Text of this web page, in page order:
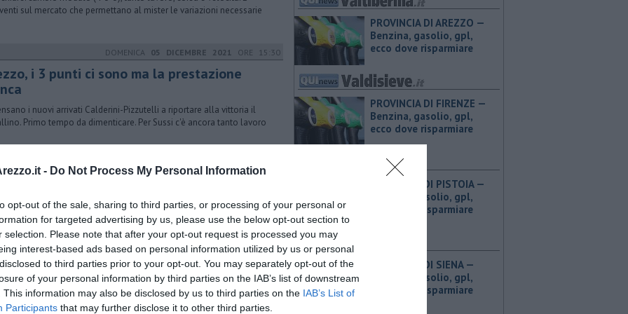
- Do Not Process My Personal Information
opt-out of the sale, sharing to third parties, or processing of your personal or
for targeted advertising by us, please use the below opt-out section to
selection. Please note that after your opt-out request is processed you may
interest-based ads based on personal information utilized by us or personal
to third parties prior to your opt-out. You may separately opt-out of the
of your personal information by third parties on the IAB’s list of downstream
This information may also be disclosed by us to third parties on the IAB’s List of
Participants that may further disclose it to other third parties.
sul mercato che permettano al mister le variazioni necessarie
DOMENICA 05 DICEMBRE 2021 ORE 15:30
i 3 punti ci sono ma la prestazione
i nuovi arrivati Calderini-Pizzutelli a riportare alla vittoria il
Primo tempo da dimenticare. Per Sussi c'è ancora tanto lavoro
DOMENICA 12 DICEMBRE 2021 ORE 17:30
acquisti hanno cambiato il volto dell'Arezzo. Sussi sta costruendo
adatta alla serie D. Foggia il migliore: gol e prestazione
GIOVEDÌ06 GENNAIO 2022ORE 13:55
campionato fermo si riparte il 23
PROVINCIA DI AREZZO — ​
Benzina, gasolio, gpl,
ecco dove risparmiare
PROVINCIA DI FIRENZE — ​
Benzina, gasolio, gpl,
ecco dove risparmiare
PROVINCIA DI PISTOIA — ​
Benzina, gasolio, gpl,
ecco dove risparmiare
PROVINCIA DI SIENA — ​
Benzina, gasolio, gpl,
ecco dove risparmiare